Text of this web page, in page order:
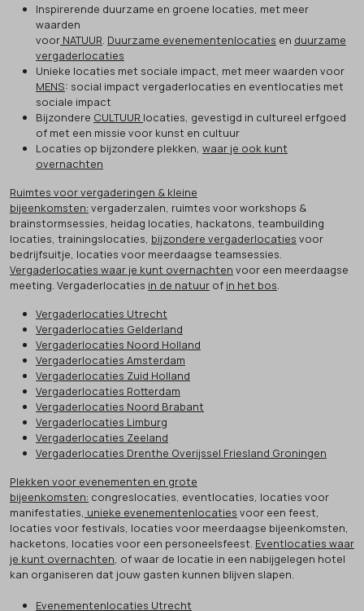
Inspirerende duurzame en groene locaties, met meer
waarden
voor NATUUR. Duurzame evenementenlocaties en duurzame
vergaderlocaties
Unieke locaties met sociale impact, met meer waarden voor
MENS: social impact vergaderlocaties en eventlocaties met
sociale impact
Bijzondere CULTUUR locaties, gevestigd in cultureel erfgoed
of met een missie voor kunst en cultuur
Locaties op bijzondere plekken, waar je ook kunt
overnachten
Ruimtes voor vergaderingen & kleine
bijeenkomsten: vergaderzalen, ruimtes voor workshops &
brainstormsessies, heidag locaties, hackatons, teambuilding
locaties, trainingslocaties, bijzondere vergaderlocaties voor
bedrijfsuitje, locaties voor meerdaagse teamsessies.
Vergaderlocaties waar je kunt overnachten voor een meerdaagse
meeting. Vergaderlocaties in de natuur of in het bos.
Vergaderlocaties Utrecht
Vergaderlocaties Gelderland
Vergaderlocaties Noord Holland
Vergaderlocaties Amsterdam
Vergaderlocaties Zuid Holland
Vergaderlocaties Rotterdam
Vergaderlocaties Noord Brabant
Vergaderlocaties Limburg
Vergaderlocaties Zeeland
Vergaderlocaties Drenthe Overijssel Friesland Groningen
Plekken voor evenementen en grote
bijeenkomsten: congreslocaties, eventlocaties, locaties voor
manifestaties, unieke evenementenlocaties voor een feest,
locaties voor festivals, locaties voor meerdaagse bijeenkomsten,
hacketons, locaties voor een personeelsfeest. Eventlocaties waar
je kunt overnachten, of waar de locatie in een nabijgelegen hotel
kan organiseren dat jouw gasten kunnen blijven slapen.
Evenementenlocaties Utrecht